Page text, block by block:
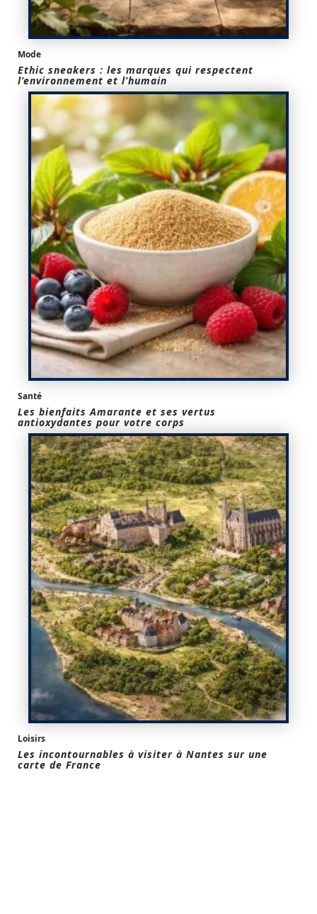
Mode
Ethic sneakers : les marques qui respectent
l’environnement et l’humain
Santé
Les bienfaits Amarante et ses vertus
antioxydantes pour votre corps
Loisirs
Les incontournables à visiter à Nantes sur une
carte de France